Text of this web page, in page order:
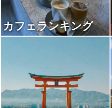
カフェランキング